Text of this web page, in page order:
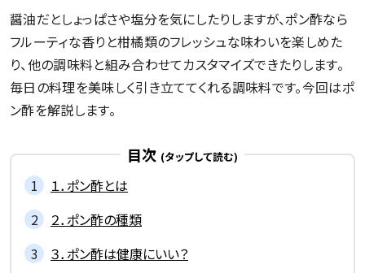
醤油だとしょっぱさや塩分を気にしたりしますが、ポン酢なら
フルーティな香りと柑橘類のフレッシュな味わいを楽しめた
り、他の調味料と組み合わせてカスタマイズできたりします。
毎日の料理を美味しく引き立ててくれる調味料です。今回はポ
ン酢を解説します。
目次
１．ポン酢とは
２．ポン酢の種類
３．ポン酢は健康にいい？